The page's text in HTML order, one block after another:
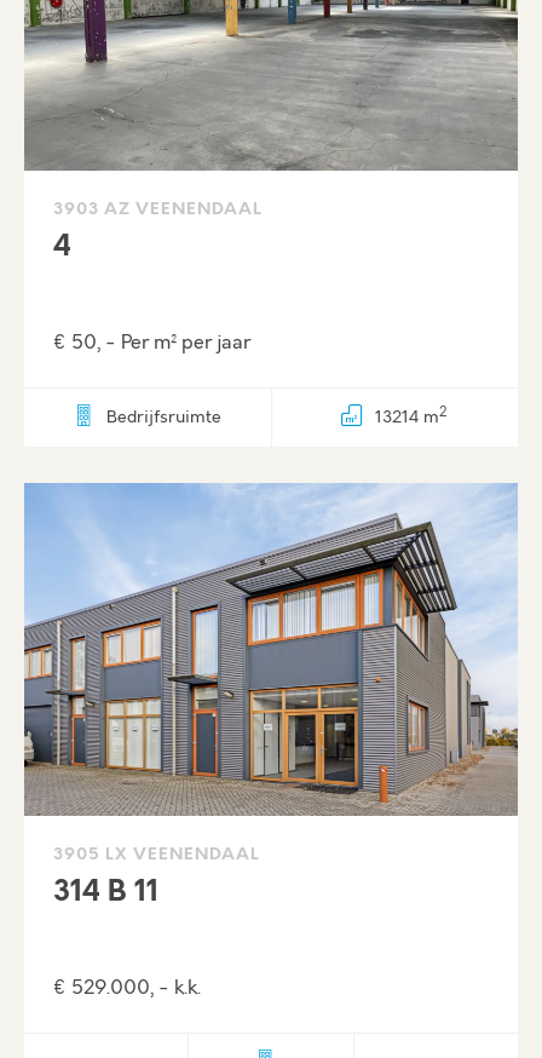
3903 AZ VEENENDAAL
4
€ 50, - Per m² per jaar
Bedrijfsruimte 13214 m2
3905 LX VEENENDAAL
314 B 11
€ 529.000, - k.k.